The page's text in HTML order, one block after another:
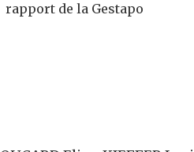
rapport de la Gestapo